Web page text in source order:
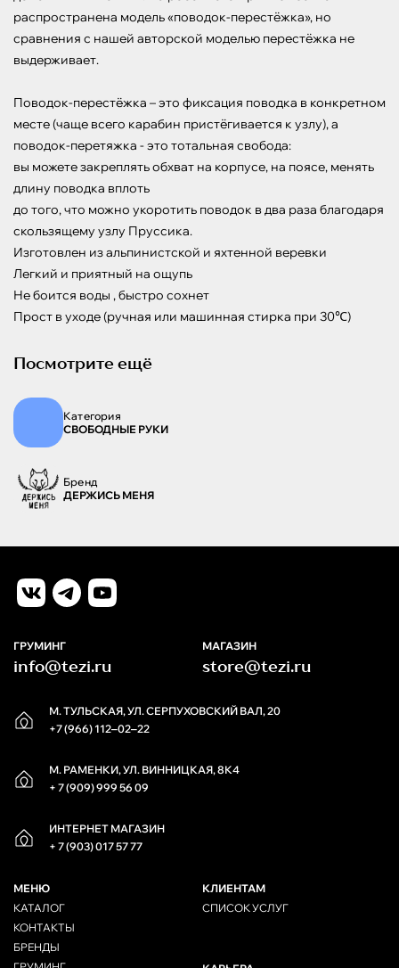
распространена модель «поводок-перестёжка», но
сравнения с нашей авторской моделью перестёжка не
выдерживает.
Поводок-перестёжка – это фиксация поводка в конкретном
месте (чаще всего карабин пристёгивается к узлу), а
поводок-перетяжка - это тотальная свобода:
вы можете закреплять обхват на корпусе, на поясе, менять
длину поводка вплоть
до того, что можно укоротить поводок в два раза благодаря
скользящему узлу Пруссика.
Изготовлен из альпинистской и яхтенной веревки
Легкий и приятный на ощупь
Не боится воды , быстро сохнет
Прост в уходе (ручная или машинная стирка при 30℃)
Посмотрите ещё
Категория
СВОБОДНЫЕ РУКИ
Бренд
ДЕРЖИСЬ МЕНЯ
М. ТУЛЬСКАЯ, УЛ. СЕРПУХОВСКИЙ ВАЛ, 20
+7 (966) 112‒02‒22
М. РАМЕНКИ, УЛ. ВИННИЦКАЯ, 8К4
+ 7 (909) 999 56 09
ИНТЕРНЕТ МАГАЗИН
+ 7 (903) 017 57 77
ГРУМИНГ
info@tezi.ru
МАГАЗИН
store@tezi.ru
МЕНЮ
КАТАЛОГ
КОНТАКТЫ
БРЕНДЫ
КЛИЕНТАМ
СПИСОК УСЛУГ